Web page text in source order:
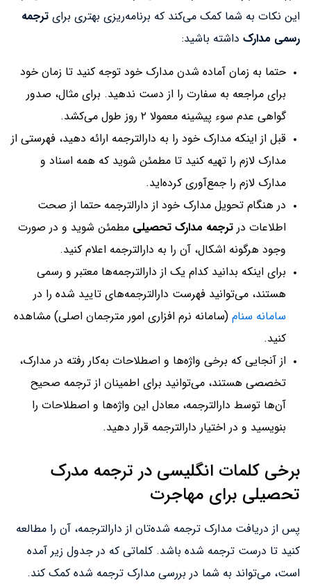
این نکات به شما کمک می‌کند که برنامه‌ریزی بهتری برای ترجمه
رسمی مدارک داشته باشید:
حتما به زمان آماده شدن مدارک خود توجه کنید تا زمان خود
برای مراجعه به سفارت را از دست ندهید. برای مثال، صدور
گواهی عدم سوء پیشینه معمولا ۲ روز طول می‌کشد.
قبل از اینکه مدارک خود را به دارالترجمه ارائه دهید، فهرستی از
مدارک لازم را تهیه کنید تا مطمئن شوید که همه اسناد و
مدارک لازم را جمع‌آوری کرده‌اید.
در هنگام تحویل مدارک خود از دارالترجمه حتما از صحت
اطلاعات در ترجمه مدارک تحصیلی مطمئن شوید و در صورت
وجود هرگونه اشکال، آن را به دارالترجمه اعلام کنید.
برای اینکه بدانید کدام‌ یک از دارالترجمه‌ها معتبر و رسمی
هستند، می‌توانید فهرست دارالترجمه‌های تایید شده را در
سامانه سنام (سامانه نرم افزاری امور مترجمان اصلی) مشاهده
کنید.
از آنجایی که برخی واژه‌ها و اصطلاحات به‌کار رفته در مدارک،
تخصصی هستند، می‌توانید برای اطمینان از ترجمه صحیح
آن‌ها توسط دارالترجمه، معادل این واژه‌ها و اصطلاحات را
بنویسید و در اختیار دارالترجمه قرار دهید.
برخی کلمات انگلیسی در ترجمه مدرک
تحصیلی برای مهاجرت
پس از دریافت مدارک ترجمه شده‌تان از دارالترجمه، آن را مطالعه
کنید تا درست ترجمه شده باشد. کلماتی که در جدول زیر آمده
است، می‌تواند به شما در بررسی مدارک ترجمه شده کمک کند.